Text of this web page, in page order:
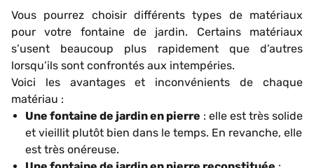
Vous pourrez choisir différents types de matériaux
pour votre fontaine de jardin. Certains matériaux
s’usent beaucoup plus rapidement que d’autres
lorsqu’ils sont confrontés aux intempéries.
Voici les avantages et inconvénients de chaque
matériau :
Une fontaine de jardin en pierre : elle est très solide
et vieillit plutôt bien dans le temps. En revanche, elle
est très onéreuse.